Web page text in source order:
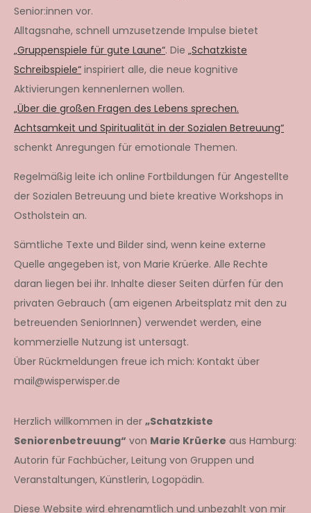
Senior:innen vor.
Alltagsnahe, schnell umzusetzende Impulse bietet
„Gruppenspiele für gute Laune“. Die „Schatzkiste
Schreibspiele“ inspiriert alle, die neue kognitive
Aktivierungen kennenlernen wollen.
„Über die großen Fragen des Lebens sprechen.
Achtsamkeit und Spiritualität in der Sozialen Betreuung“
schenkt Anregungen für emotionale Themen.
Regelmäßig leite ich online Fortbildungen für Angestellte
der Sozialen Betreuung und biete kreative Workshops in
Ostholstein an.
Sämtliche Texte und Bilder sind, wenn keine externe
Quelle angegeben ist, von Marie Krüerke. Alle Rechte
daran liegen bei ihr. Inhalte dieser Seiten dürfen für den
privaten Gebrauch (am eigenen Arbeitsplatz mit den zu
betreuenden SeniorInnen) verwendet werden, eine
kommerzielle Nutzung ist untersagt.
Über Rückmeldungen freue ich mich: Kontakt über
mail@wisperwisper.de
Herzlich willkommen in der „Schatzkiste
Seniorenbetreuung“ von Marie Krüerke aus Hamburg:
Autorin für Fachbücher, Leitung von Gruppen und
Veranstaltungen, Künstlerin, Logopädin.
Diese Website wird ehrenamtlich und unbezahlt von mir